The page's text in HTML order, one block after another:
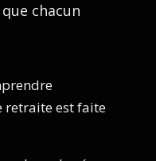
chacun
retraite est faite